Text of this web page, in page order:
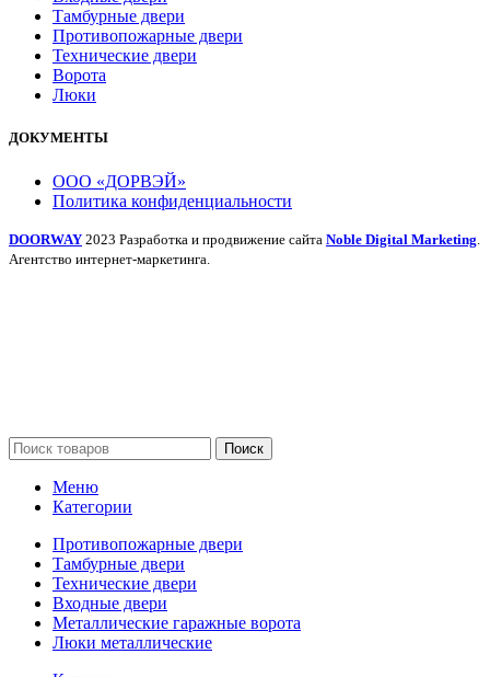
Тамбурные двери
Противопожарные двери
Технические двери
Ворота
Люки
ДОКУМЕНТЫ
ООО «ДОРВЭЙ»
Политика конфиденциальности
DOORWAY 2023 Разработка и продвижение сайта Noble Digital Marketing
Агентство интернет-маркетинга.
Поиск
Меню
Категории
Противопожарные двери
Тамбурные двери
Технические двери
Входные двери
Металлические гаражные ворота
Люки металлические